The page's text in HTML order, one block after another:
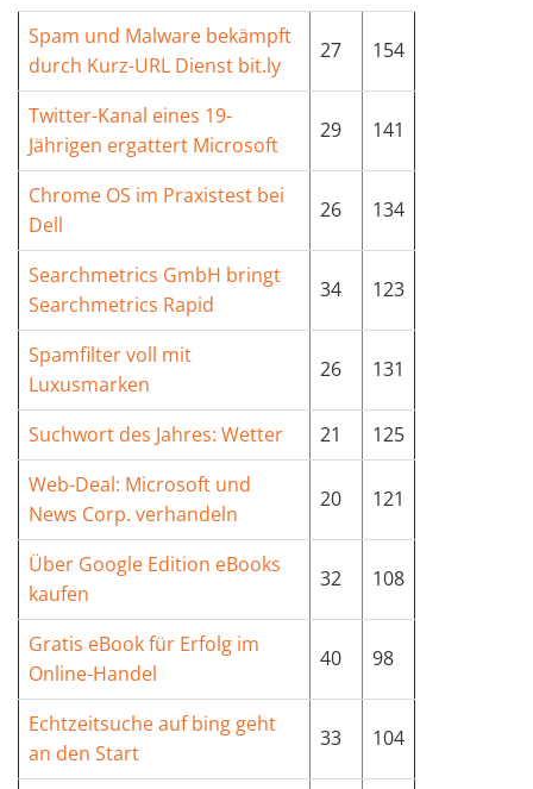
Spam und Malware bekämpft
durch Kurz-URL Dienst bit.ly
27 154
Twitter-Kanal eines 19-
Jährigen ergattert Microsoft
29 141
Chrome OS im Praxistest bei
Dell
26 134
Searchmetrics GmbH bringt
Searchmetrics Rapid
34 123
Spamfilter voll mit
Luxusmarken
26 131
Suchwort des Jahres: Wetter 21
125
Web-Deal: Microsoft und
News Corp. verhandeln
20 121
Über Google Edition eBooks
kaufen
32 108
Gratis eBook für Erfolg im
Online-Handel
40 98
Echtzeitsuche auf bing geht
an den Start
33 104